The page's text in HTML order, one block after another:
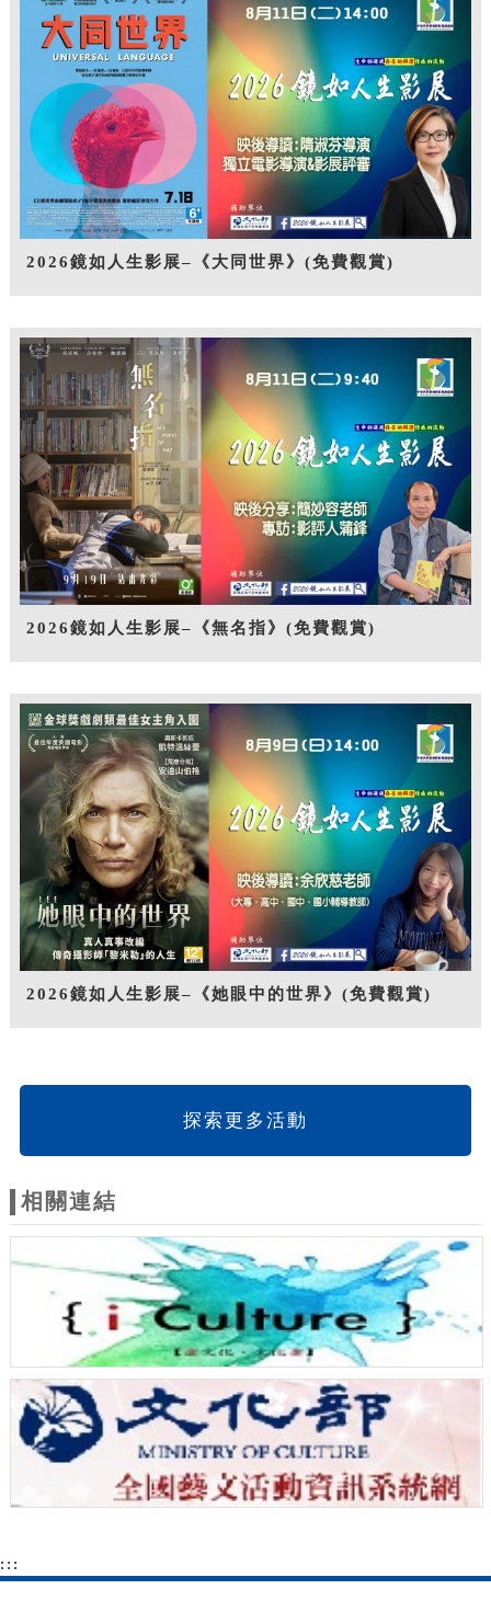
2026鏡如人生影展–《大同世界》(免費觀賞)
2026鏡如人生影展–《無名指》(免費觀賞)
2026鏡如人生影展–《她眼中的世界》(免費觀賞)
探索更多活動
相關連結
:::